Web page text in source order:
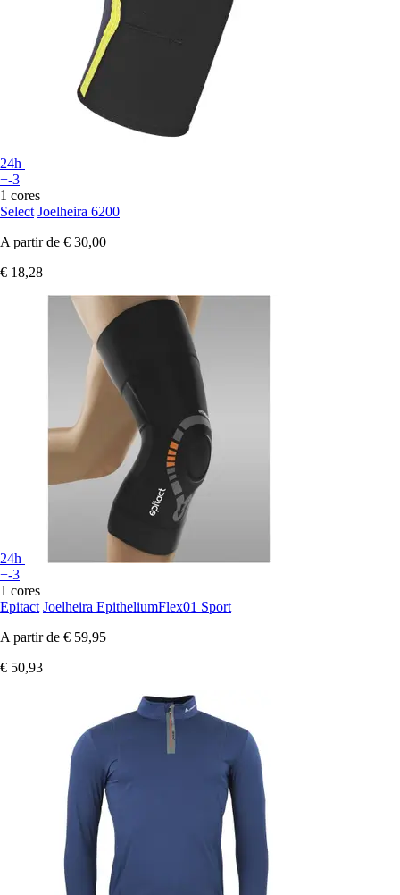
24h
+-3
1 cores
Select Joelheira 6200
A partir de € 30,00
€ 18,28
24h
+-3
1 cores
Epitact Joelheira EpitheliumFlex01 Sport
A partir de € 59,95
€ 50,93